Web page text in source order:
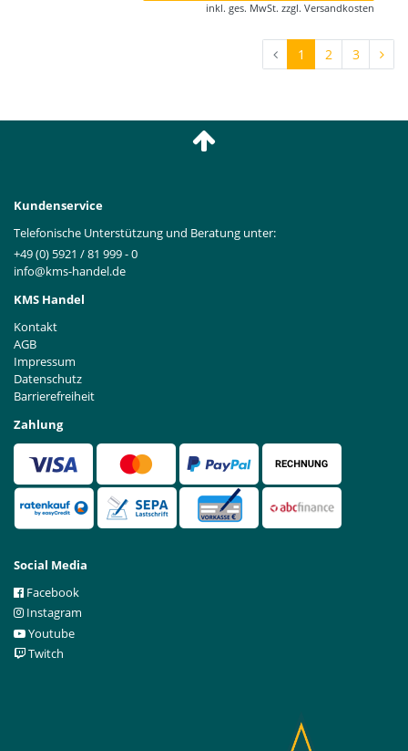
inkl. ges. MwSt. zzgl. Versandkosten
1 2 3
Kundenservice
Telefonische Unterstützung und Beratung unter:
+49 (0) 5921 / 81 999 - 0
info@kms-handel.de
KMS Handel
Kontakt
AGB
Impressum
Datenschutz
Barrierefreiheit
Zahlung
Social Media
Facebook
Instagram
Youtube
Twitch